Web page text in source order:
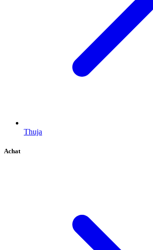
Thuja
Achat